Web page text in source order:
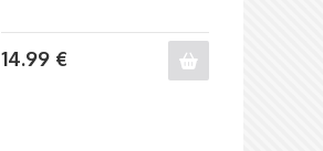
14.99 €